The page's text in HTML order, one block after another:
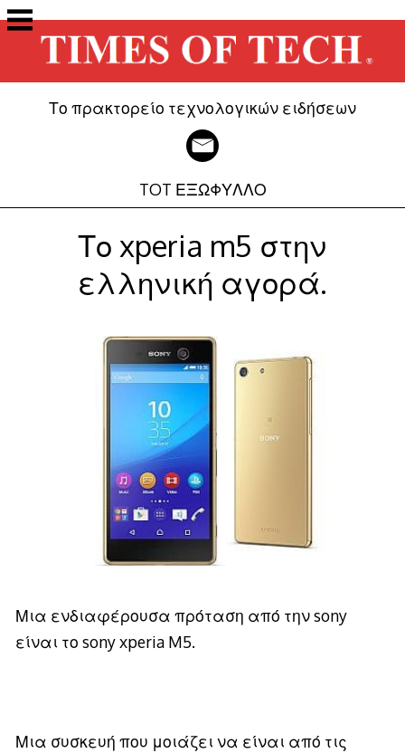
Μετάβαση
στο
περιεχόμενο
Το πρακτορείο τεχνολογικών ειδήσεων
TOT ΕΞΩΦΥΛΛΟ
Το xperia m5 στην
ελληνική αγορά.
Μια ενδιαφέρουσα πρόταση από την sony
είναι το sony xperia M5.
Μια συσκευή που μοιάζει να είναι από τις